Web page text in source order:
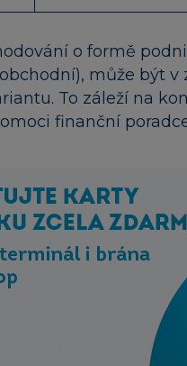
o formě
může být
To záleží na
finanční